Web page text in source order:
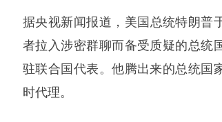
据央视新闻报道，美国总统特朗普
者拉入涉密群聊而备受质疑的总统
驻联合国代表。他腾出来的总统国
时代理。